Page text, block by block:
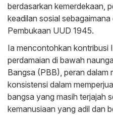
berdasarkan kemerdekaan,
keadilan sosial
Pembukaan UUD 1945.
Ia mencontohkan kontribusi
perdamaian di bawah
Bangsa (PBB), peran dalam
konsistensi dalam
bangsa yang masih terjajah
kemanusiaan yang adil dan